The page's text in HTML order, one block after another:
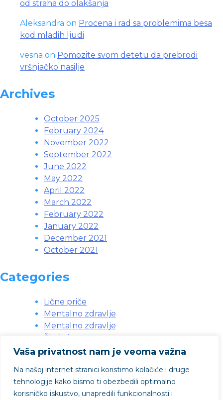
Vaša privatnost nam je veoma važna
Na našoj internet stranici koristimo kolačiće i druge
tehnologije kako bismo ti obezbedili optimalno
korisničko iskustvo, unapredili funkcionalnosti i
od straha do olakšanja
Aleksandra on Procena i rad sa problemima besa
kod mladih ljudi
vesna on Pomozite svom detetu da prebrodi
vršnjačko nasilje
Archives
October 2025
February 2024
November 2022
September 2022
June 2022
May 2022
April 2022
March 2022
February 2022
January 2022
December 2021
October 2021
Categories
Lične priče
Mentalno zdravlje
Mentalno zdravlje
Škola i posao
Svakodnevne situacije
Vebinari
Zdravlje
Životni problemi